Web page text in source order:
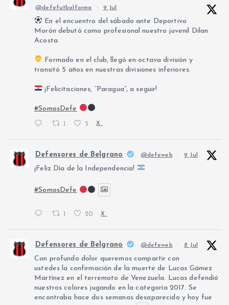
@defefutbolforma · 9 Jul
En el encuentro del sábado ante Deportivo
Morón debutó como profesional nuestro juvenil Dilan
Acosta.
Formado en el club, llegó en octava división y
transitó 5 años en nuestras divisiones inferiores.
¡Felicitaciones, “Paragua”, a seguir!
#SomosDefe
1 5 X
Defensores de Belgrano @defeweb · 9 Jul
¡Feliz Día de la Independencia!
#SomosDefe
20 X
Defensores de Belgrano @defeweb · 8 Jul
Con profundo dolor queremos compartir con
ustedes la confirmación de la muerte de Lucas Gámez
Martínez en el terremoto de Venezuela. Lucas defendió
nuestros colores jugando en la categoría 2017. Se
encontraba hace dos semanas desaparecido y hoy fue